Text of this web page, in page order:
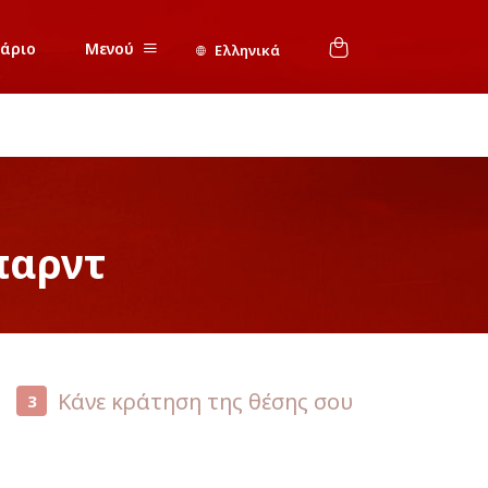
Μενού Ελληνικά
3 Κάνε κράτηση της θέσης σου